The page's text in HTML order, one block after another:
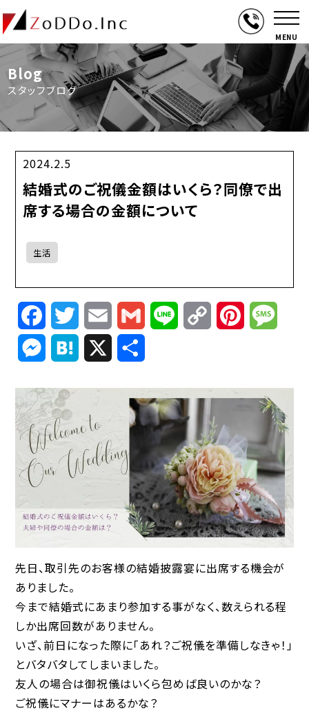
MENU
Blog
スタッフブログ
2024.2.5
結婚式のご祝儀金額はいくら？同僚で出
席する場合の金額について
生活
FacebookTwitterEmail Gmail Line
Copy
Link
Pinterest
Messenger
Hatena
先日、取引先のお客様の結婚披露宴に出席する機会が
ありました。
今まで結婚式にあまり参加する事がなく、数えられる程
しか出席回数がありません。
いざ、前日になった際に「あれ？ご祝儀を準備しなきゃ！」
とバタバタしてしまいました。
友人の場合は御祝儀はいくら包めば良いのかな？
ご祝儀にマナーはあるかな？